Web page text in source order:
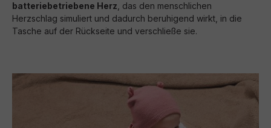
batteriebetriebene Herz , das den menschlichen
Herzschlag simuliert und dadurch beruhigend wirkt, in die
Tasche auf der Rückseite und verschließe sie.